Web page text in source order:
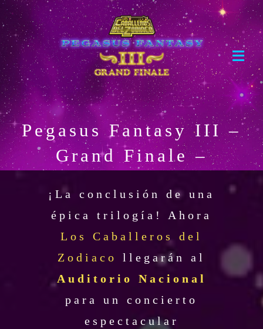
Skip
to
content
Home
Evento
Boletos
Pegasus Fantasy III –
Grand Finale –
¡La conclusión de una
épica trilogía! Ahora
Los Caballeros del
Zodiaco
llegarán al
Auditorio Nacional
para un concierto
espectacular